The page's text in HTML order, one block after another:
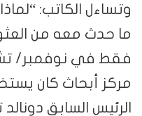
وتساءل الكاتب:
فقط في نوفمبر/
مركز أبحاث كان
الرئيس السابق